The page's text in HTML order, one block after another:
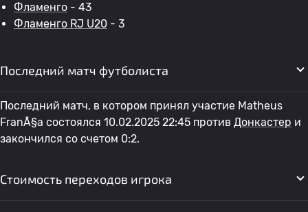
Фламенго - 43
Фламенго RJ U20 - 3
Последний матч футболиста
Последний матч, в котором принял участие Matheus
FranÃ§a состоялся 10.02.2025 22:45 против Донкастер и
закончился со счетом 0:2.
Стоимость переходов игрока